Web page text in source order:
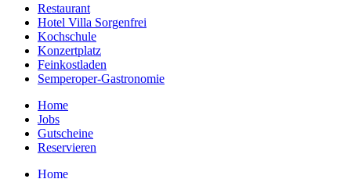
Restaurant
Hotel Villa Sorgenfrei
Kochschule
Konzertplatz
Feinkostladen
Semperoper-Gastronomie
Home
Jobs
Gutscheine
Reservieren
Home